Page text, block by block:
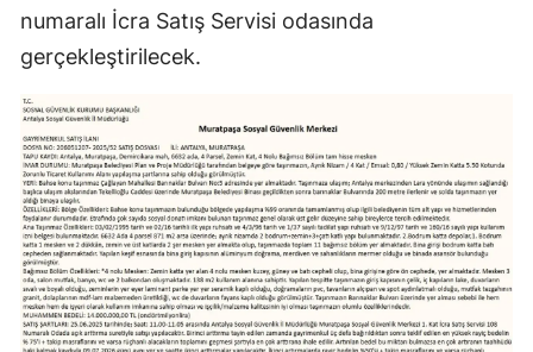
numaralı İcra Satış Servisi odasında
gerçekleştirilecek.